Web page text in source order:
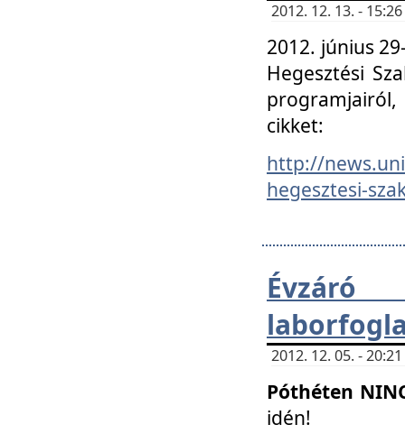
2012. 12. 13. -
2012. június
Hegesztési
cikket:
http://
hegesztesi-
2012. 12. 05. -
Póthéten
idén!